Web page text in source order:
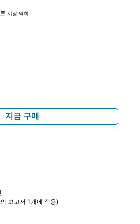
시장 역학
지금 구매
보고서 1개에 적용)